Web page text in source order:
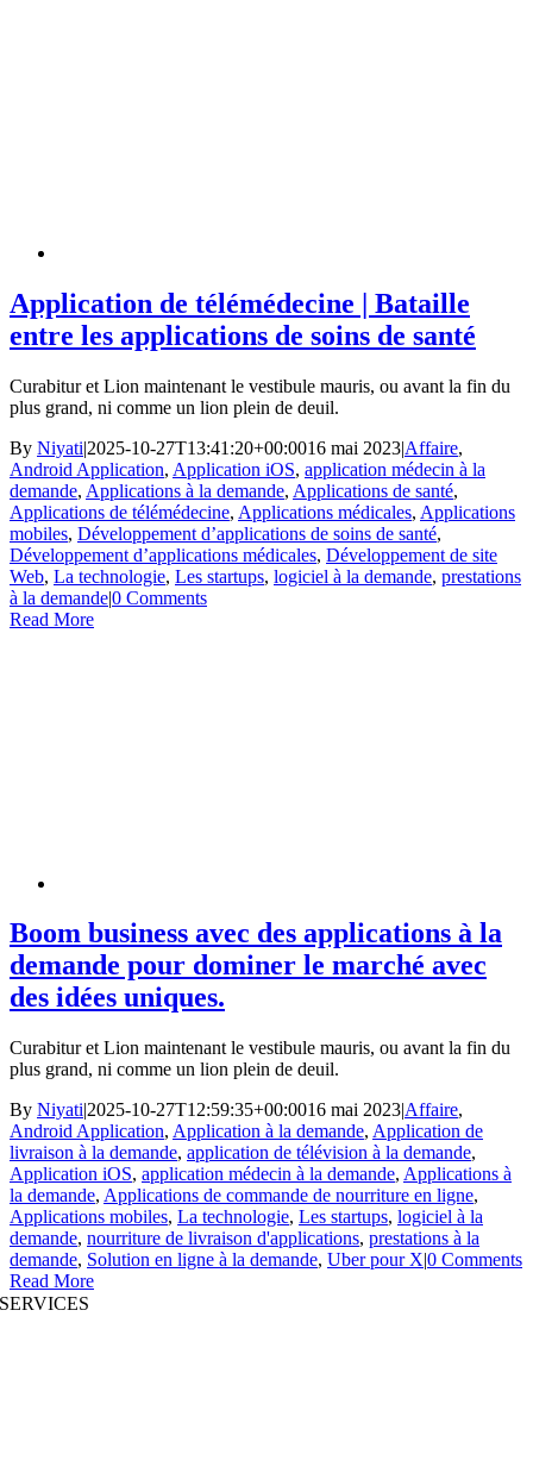
Application de télémédecine | Bataille
entre les applications de soins de santé
Curabitur et Lion maintenant le vestibule mauris, ou avant la fin du
plus grand, ni comme un lion plein de deuil.
By Niyati|2025-10-27T13:41:20+00:0016 mai 2023|Affaire,
Android Application, Application iOS, application médecin à la
demande, Applications à la demande, Applications de santé,
Applications de télémédecine, Applications médicales, Applications
mobiles, Développement d’applications de soins de santé,
Développement d’applications médicales, Développement de site
Web, La technologie, Les startups, logiciel à la demande, prestations
à la demande|0 Comments
Read More
Boom business avec des applications à la
demande pour dominer le marché avec
des idées uniques.
Curabitur et Lion maintenant le vestibule mauris, ou avant la fin du
plus grand, ni comme un lion plein de deuil.
By Niyati|2025-10-27T12:59:35+00:0016 mai 2023|Affaire,
Android Application, Application à la demande, Application de
livraison à la demande, application de télévision à la demande,
Application iOS, application médecin à la demande, Applications à
la demande, Applications de commande de nourriture en ligne,
Applications mobiles, La technologie, Les startups, logiciel à la
demande, nourriture de livraison d'applications, prestations à la
demande, Solution en ligne à la demande, Uber pour X|0 Comments
Read More
SERVICES